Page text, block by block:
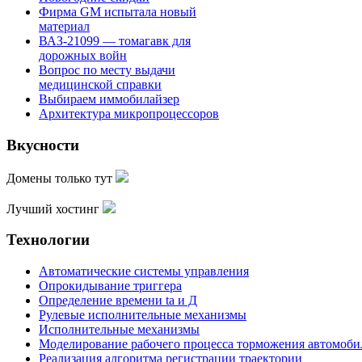
Фирма GM испытала новый
материал
ВАЗ-21099 — томагавк для
дорожных войн
Вопрос по месту выдачи
медицинской справки
Выбираем иммобилайзер
Архитектура микропроцессоров
Вкусности
Домены только тут
Лучший хостинг
Технологии
Автоматические системы управления
Опрокидывание триггера
Определение времени ta и Д
Рулевые исполнительные механизмы
Исполнительные механизмы
Моделирование рабочего процесса торможения
Реализация алгоритма регистрации траектории